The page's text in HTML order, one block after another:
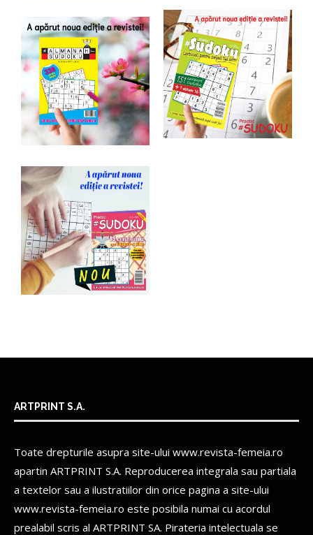
ARTPRINT S.A.
Toate drepturile asupra site-ului www.revista-femeia.ro
apartin ARTPRINT S.A. Reproducerea integrala sau partiala
a textelor sau a ilustratiilor din orice pagina a site-ului
www.revista-femeia.ro este posibila numai cu acordul
prealabil scris al ARTPRINT SA. Pirateria intelectuala se